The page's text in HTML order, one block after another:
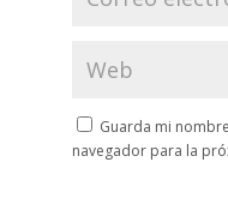
Guarda mi
navegador para la